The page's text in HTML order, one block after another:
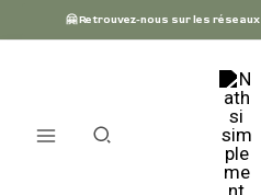
au
🤗 Retrouvez-nous sur les réseaux